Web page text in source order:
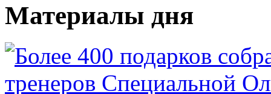
Материалы дня